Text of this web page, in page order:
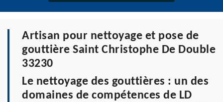
Artisan pour nettoyage et pose de
gouttière Saint Christophe De Double
33230
Le nettoyage des gouttières : un des
domaines de compétences de LD